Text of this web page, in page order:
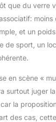
basket-ball,
etc.
le cadre est
tout ce dont
besoin pour un
montage
vous pouvez
votre maillot
de temps.
haute qualité :
que du verre
et un
de sport, un
en scène «
surtout juger
la
des cas,